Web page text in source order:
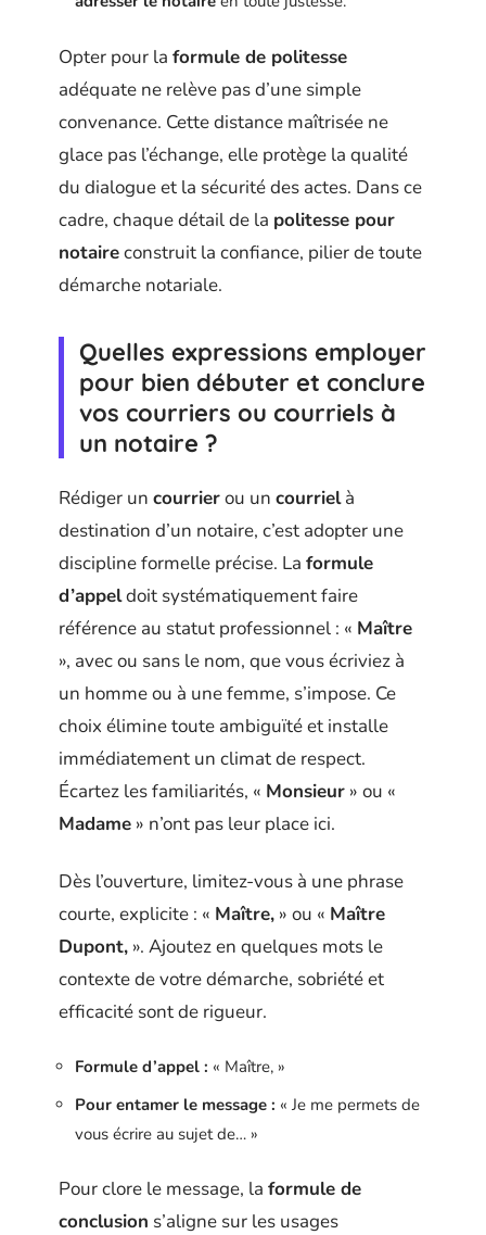
Opter pour la formule de politesse
adéquate ne relève pas d’une simple
convenance. Cette distance maîtrisée ne
glace pas l’échange, elle protège la qualité
du dialogue et la sécurité des actes. Dans ce
cadre, chaque détail de la politesse pour
notaireconstruit la confiance, pilier de toute
démarche notariale.
Quelles expressions employer
pour bien débuter et conclure
vos courriers ou courriels à
un notaire ?
Rédiger un courrierou un courrielà
destination d’un notaire, c’est adopter une
discipline formelle précise. La formule
d’appeldoit systématiquement faire
référence au statut professionnel : « Maître
», avec ou sans le nom, que vous écriviez à
un homme ou à une femme, s’impose. Ce
choix élimine toute ambiguïté et installe
immédiatement un climat de respect.
Écartez les familiarités, « Monsieur » ou «
Madame » n’ont pas leur place ici.
Dès l’ouverture, limitez-vous à une phrase
courte, explicite : « Maître, » ou « Maître
Dupont, ». Ajoutez en quelques mots le
contexte de votre démarche, sobriété et
efficacité sont de rigueur.
Formule d’appel : « Maître, »
Pour entamer le message : « Je me permets de
vous écrire au sujet de… »
Pour clore le message, la formule de
conclusion s’aligne sur les usages